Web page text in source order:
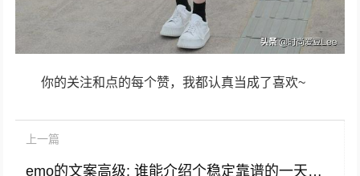
你的关注和点的每个赞，我都认真当成了喜欢~
上一篇
emo的文案高级: 谁能介绍个稳定靠谱的一天能赚几十上百的小兼职？